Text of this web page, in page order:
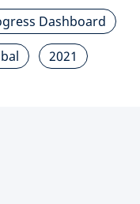
Dashboard
2021